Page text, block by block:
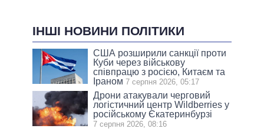
ІНШІ НОВИНИ ПОЛІТИКИ
США розширили санкції проти
Куби через військову
співпрацю з росією, Китаєм та
Іраном 7 серпня 2026, 05:17
Дрони атакували черговий
логістичний центр Wildberries у
російському Єкатеринбурзі
7 серпня 2026, 08:16